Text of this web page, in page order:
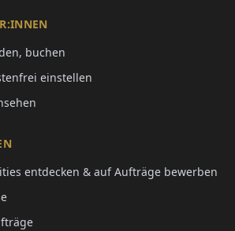
buchen
einstellen
entdecken & auf Aufträge bewerben